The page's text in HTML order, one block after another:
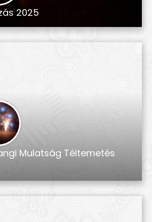
2025
Mulatság Téltemetés